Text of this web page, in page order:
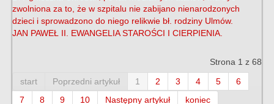
zwolniona za to, że w szpitalu nie zabijano nienarodzonych
dzieci i sprowadzono do niego relikwie bł. rodziny Ulmów.
JAN PAWEŁ II. EWANGELIA STAROŚCI I CIERPIENIA.
Strona 1 z 68
start
Poprzedni artykuł 1 2 3 4 5
6
7
8 9 10 Następny artykuł koniec